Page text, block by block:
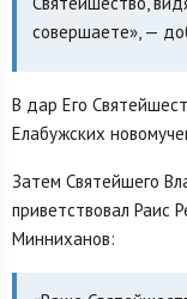
совершаете», —
В дар Его
Елабужских
Затем Святейшего
приветствовал Раис
Минниханов: